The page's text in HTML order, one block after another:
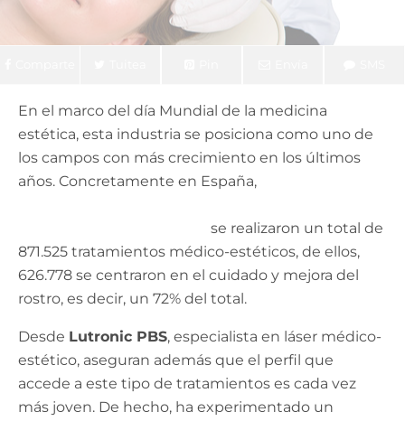
En el marco del día Mundial de la medicina
estética, esta industria se posiciona como uno de
los campos con más crecimiento en los últimos
años. Concretamente en España,
se realizaron un total de
871.525 tratamientos médico-estéticos, de ellos,
626.778 se centraron en el cuidado y mejora del
rostro, es decir, un 72% del total.
Desde Lutronic PBS, especialista en láser médico-
estético, aseguran además que el perfil que
accede a este tipo de tratamientos es cada vez
más joven. De hecho, ha experimentado un